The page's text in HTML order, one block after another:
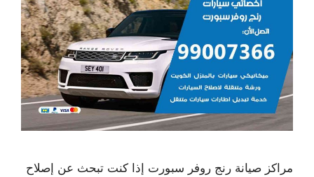
مراكز صيانة رنج روفر سبورت إذا كنت تبحث عن إصلاح